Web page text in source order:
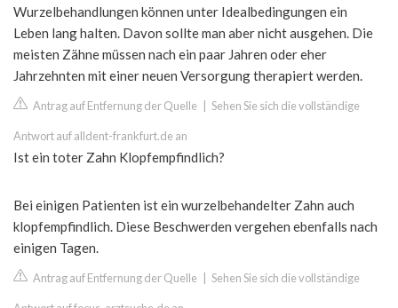
Wurzelbehandlungen können unter Idealbedingungen ein
Leben lang halten. Davon sollte man aber nicht ausgehen. Die
meisten Zähne müssen nach ein paar Jahren oder eher
Jahrzehnten mit einer neuen Versorgung therapiert werden.
Antrag auf Entfernung der Quelle Sehen Sie sich die vollständige
Antwort auf alldent-frankfurt.de an
Ist ein toter Zahn Klopfempfindlich?
Bei einigen Patienten ist ein wurzelbehandelter Zahn auch
klopfempfindlich. Diese Beschwerden vergehen ebenfalls nach
einigen Tagen.
Antrag auf Entfernung der Quelle Sehen Sie sich die vollständige